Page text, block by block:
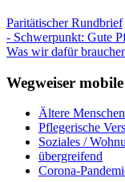
Paritätischer Rundbrief
- Schwerpunkt: Gute
Was wir dafür
Wegweiser mobile
Ältere
Pflegerische
Soziales /
übergreifend
Corona-